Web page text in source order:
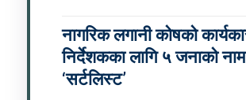
नागरिक लगानी कोषको
निर्देशकका लागि ५ जनाको नाम
‘सर्टलिस्ट’